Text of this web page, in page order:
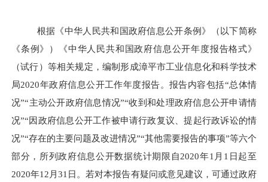
根据《中华人民共和国政府信息公开条例》（以下简称
《条例》）《中华人民共和国政府信息公开年度报告格式》
（试行）等相关规定，编制形成漳平市工业信息化和科学技术
局2020年政府信息公开工作年度报告。报告内容包括“总体情
况”“主动公开政府信息情况”“收到和处理政府信息公开申请情
况”“因政府信息公开工作被申请行政复议、提起行政诉讼的情
况”“存在的主要问题及改进情况”“其他需要报告的事项”等六个
部分，所列政府信息公开数据统计期限自2020年1 月 1 日起至
2020年12 月31 日。若对本报告有疑问或意见建议，可通过政府